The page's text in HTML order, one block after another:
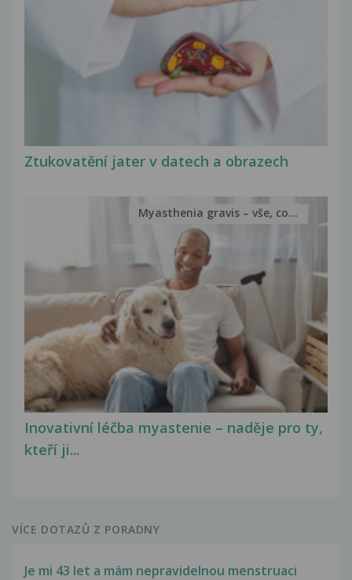
Ztukovatění jater v datech a obrazech
Inovativní léčba myastenie – naděje pro ty,
kteří ji...
Myasthenia gravis – vše, co...
VÍCE DOTAZŮ Z PORADNY
Je mi 43 let a mám nepravidelnou menstruaci